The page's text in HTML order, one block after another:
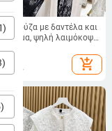
μπλούζα με δαντέλα και
πλέγμα, ψηλή λαιμόκοψη,
add_shopping_cart